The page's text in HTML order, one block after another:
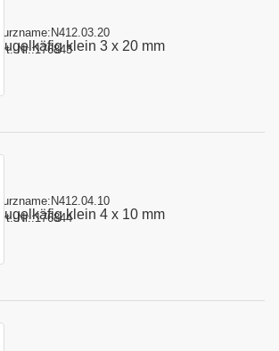
Kugelkäfig klein 3 x 20 mm
Kurzname: N412.03.20
Art.-Nr.:176843
Kugelkäfig klein 4 x 10 mm
Kurzname: N412.04.10
Art.-Nr.:176844